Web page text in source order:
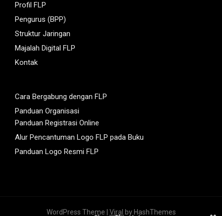
Profil FLP
Pengurus (BPP)
Struktur Jaringan
Majalah Digital FLP
Kontak
Cara Bergabung dengan FLP
Panduan Organisasi
Panduan Registrasi Online
Alur Pencantuman Logo FLP pada Buku
Panduan Logo Resmi FLP
WordPress Theme | Viral by HashThemes